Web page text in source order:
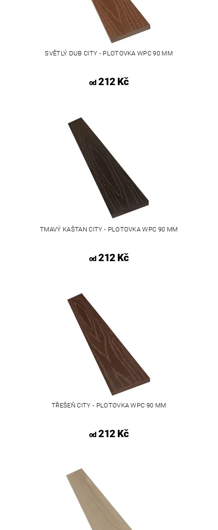
SVĚTLÝ DUB CITY - PLOTOVKA WPC 90 MM
od212 Kč
TMAVÝ KAŠTAN CITY - PLOTOVKA WPC 90 MM
od212 Kč
TŘEŠEŇ CITY - PLOTOVKA WPC 90 MM
od212 Kč